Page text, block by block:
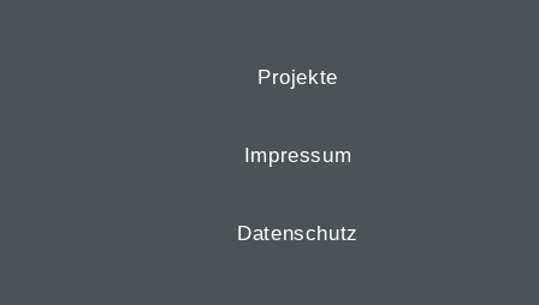
Projekte
Impressum
Datenschutz